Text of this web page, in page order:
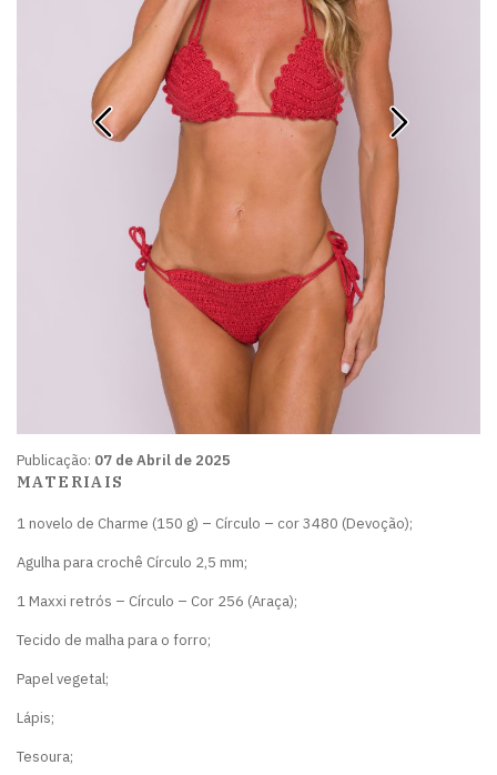
Publicação: 07 de Abril de 2025
MATERIAIS
1 novelo de Charme (150 g) – Círculo – cor 3480 (Devoção);
Agulha para crochê Círculo 2,5 mm;
1 Maxxi retrós – Círculo – Cor 256 (Araça);
Tecido de malha para o forro;
Papel vegetal;
Lápis;
Tesoura;